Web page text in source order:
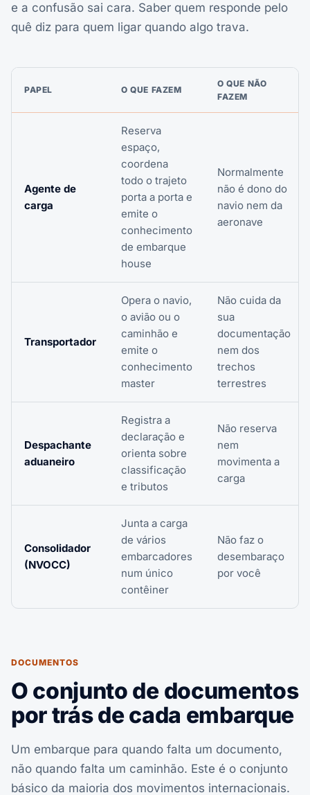
e a confusão sai cara. Saber quem responde pelo
quê diz para quem ligar quando algo trava.
PAPEL O QUE FAZEM
O QUE NÃO
FAZEM
Agente de
carga
Reserva
espaço,
coordena
todo o trajeto
porta a porta e
emite o
conhecimento
de embarque
house
Normalmente
não é dono do
navio nem da
aeronave
Transportador
Opera o navio,
o avião ou o
caminhão e
emite o
conhecimento
master
Não cuida da
sua
documentação
nem dos
trechos
terrestres
Despachante
aduaneiro
Registra a
declaração e
orienta sobre
classificação
e tributos
Não reserva
nem
movimenta a
carga
Consolidador
(NVOCC)
Junta a carga
de vários
embarcadores
num único
contêiner
Não faz o
desembaraço
por você
DOCUMENTOS
O conjunto de documentos
por trás de cada embarque
Um embarque para quando falta um documento,
não quando falta um caminhão. Este é o conjunto
básico da maioria dos movimentos internacionais.